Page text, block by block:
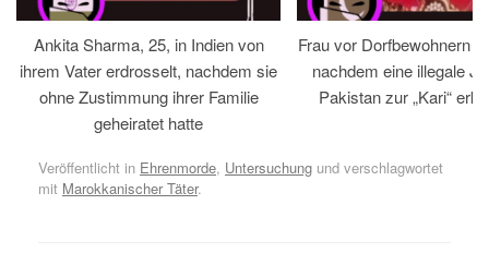
Ankita Sharma, 25, in Indien von
ihrem Vater erdrosselt, nachdem sie
ohne Zustimmung ihrer Familie
geheiratet hatte
Frau vor Dorfbewohnern
nachdem eine illegale
Pakistan zur „Kari“
Veröffentlicht in Ehrenmorde, Untersuchung und verschlagwortet
mit Marokkanischer Täter.